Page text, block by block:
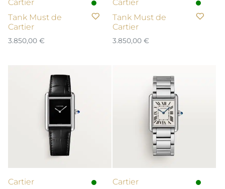
Cartier
Tank Must de
Cartier
3.850,00 €
Cartier
Tank Must de
Cartier
3.850,00 €
Cartier
Cartier